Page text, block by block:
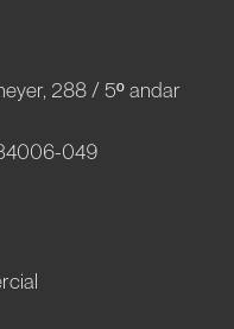
288 / 5º andar
049